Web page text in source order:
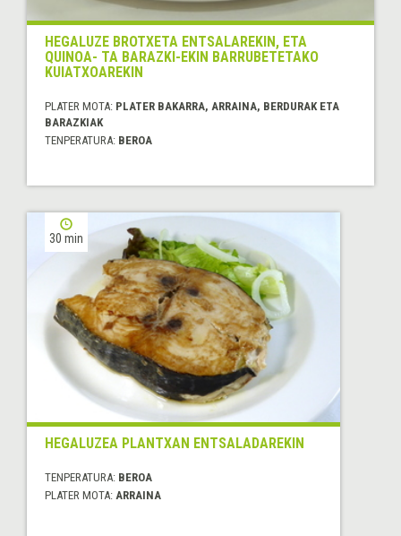
HEGALUZE BROTXETA ENTSALAREKIN, ETA
QUINOA- TA BARAZKI-EKIN BARRUBETETAKO
KUIATXOAREKIN
PLATER MOTA: PLATER BAKARRA, ARRAINA, BERDURAK ETA
BARAZKIAK
TENPERATURA: BEROA
30 min
HEGALUZEA PLANTXAN ENTSALADAREKIN
TENPERATURA: BEROA
PLATER MOTA: ARRAINA